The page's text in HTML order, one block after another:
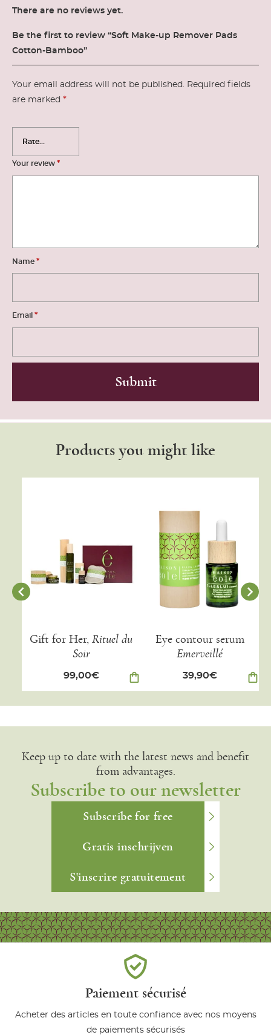
There are no reviews yet.
Be the first to review “Soft Make-up Remover Pads
Cotton-Bamboo”
Your email address will not be published. Required fields
are marked *
Your review *
Name *
Email *
Products you might like
Gift for Her, Rituel du
Soir
99,00€ shopping_bag
Eye contour serum
Emerveillé
39,90€ shopping_bag
Keep up to date with the latest news and benefit
from advantages.
Subscribe to our newsletter
Subscribe for free
Gratis inschrijven
S'inscrire gratuitement
Paiement sécurisé
Acheter des articles en toute confiance avec nos moyens
de paiements sécurisés